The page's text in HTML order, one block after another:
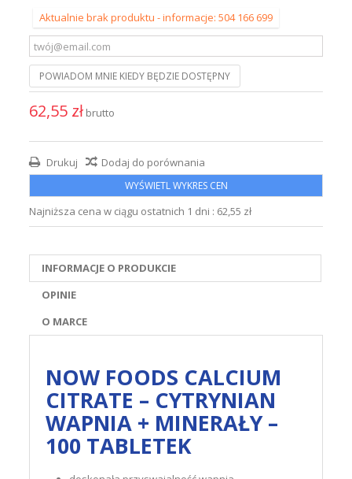
Aktualnie brak produktu - informacje: 504 166 699
POWIADOM MNIE KIEDY BĘDZIE DOSTĘPNY
62,55 zł brutto
Drukuj Dodaj do porównania
WYŚWIETL WYKRES CEN
Najniższa cena w ciągu ostatnich 1 dni : 62,55 zł
INFORMACJE O PRODUKCIE
OPINIE
O MARCE
NOW FOODS CALCIUM
CITRATE – CYTRYNIAN
WAPNIA + MINERAŁY –
100 TABLETEK